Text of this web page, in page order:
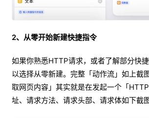
2、从零开始新建快捷指令
如果你熟悉HTTP请求，或者了解部分快
以选择从零新建。完整「动作流」如上截
取网页内容」其实就是在发起一个「
址、请求方法、请求头部、请求体如下截图